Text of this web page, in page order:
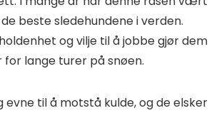
beste sledehundene i verden.
og vilje til å jobbe gjør dem
for lange turer på snøen.
evne til å motstå kulde, og de elsker